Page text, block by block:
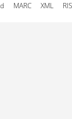
MARC XML RIS